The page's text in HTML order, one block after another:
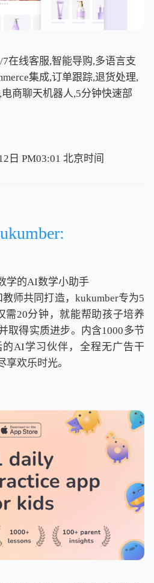
在线客服,智能导购,多语言支
集成,订单跟踪,退货处理,
商聊天机器人,5分钟快速部
日 PM03:01 北京时间
北京时间
学的AI数学小助手
师共同打造，kukumber专为5
需20分钟，就能帮助孩子培养
取得实质进步。内含1000多节
AI学习伙伴，全程无广告干
欢乐时光。